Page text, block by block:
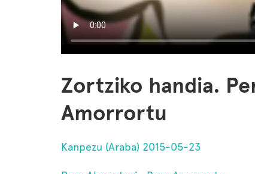
Zortziko handia.
Amorrortu
Kanpezu (Araba) 2015-05-23